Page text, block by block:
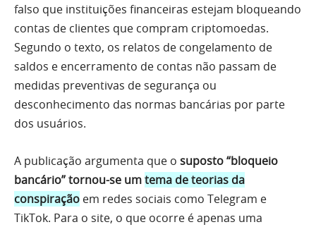
falso que instituições financeiras estejam bloqueando
contas de clientes que compram criptomoedas.
Segundo o texto, os relatos de congelamento de
saldos e encerramento de contas não passam de
medidas preventivas de segurança ou
desconhecimento das normas bancárias por parte
dos usuários.
A publicação argumenta que o suposto “bloqueio
bancário” tornou-se umtema de teorias da
conspiração em redes sociais como Telegram e
TikTok. Para o site, o que ocorre é apenas uma